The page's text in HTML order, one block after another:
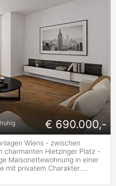
ruhig € 690.000,-
Wiens - zwischen
charmanten Hietzinger Platz -
Maisonettewohnung in einer
mit privatem Charakter....